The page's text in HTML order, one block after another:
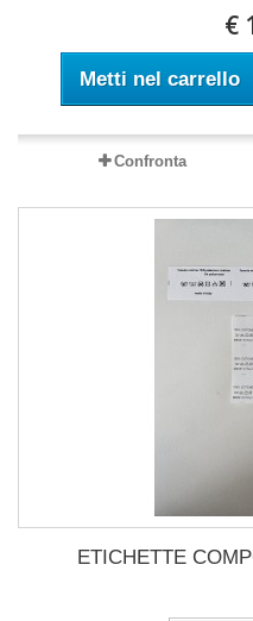
€
Metti nel carrello
Confronta
ETICHETTE